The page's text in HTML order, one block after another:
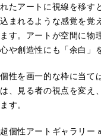
れたアートに視線を移す
込まれるような感覚を覚
ます。アートが空間に物
心や創造性にも「余白」
個性を画一的な枠に当て
は、見る者の視点を変え
ます。
超個性アートギャラリー